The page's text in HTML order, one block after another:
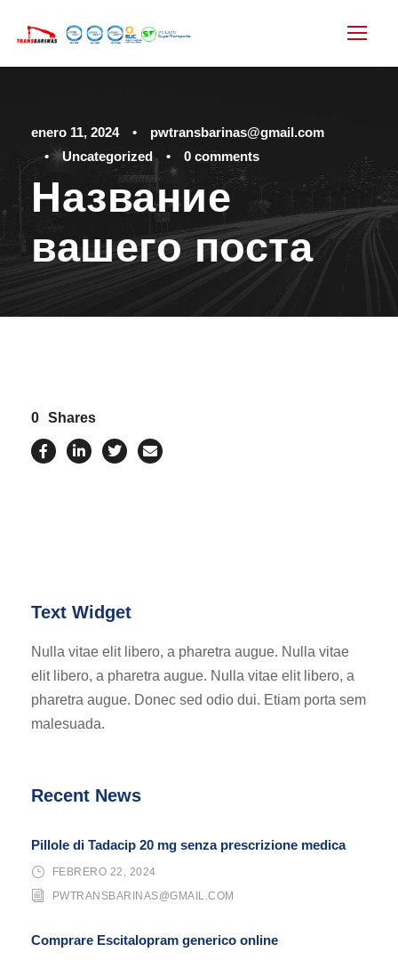
enero 11, 2024 •
pwtransbarinas@gmail.com
•
Uncategorized • 0 comments
Название
вашего поста
0 Shares
Text Widget
Nulla vitae elit libero, a pharetra augue. Nulla vitae
elit libero, a pharetra augue. Nulla vitae elit libero, a
pharetra augue. Donec sed odio dui. Etiam porta sem
malesuada.
Recent News
Pillole di Tadacip 20 mg senza prescrizione medica
FEBRERO 22, 2024
PWTRANSBARINAS@GMAIL.COM
Comprare Escitalopram generico online